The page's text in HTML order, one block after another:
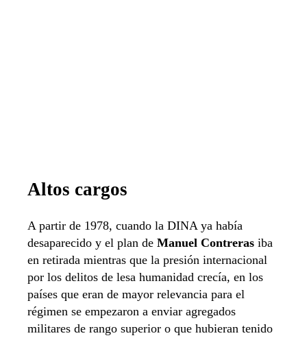
Altos cargos
A partir de 1978, cuando la DINA ya había
desaparecido y el plan de Manuel Contreras iba
en retirada mientras que la presión internacional
por los delitos de lesa humanidad crecía, en los
países que eran de mayor relevancia para el
régimen se empezaron a enviar agregados
militares de rango superior o que hubieran tenido